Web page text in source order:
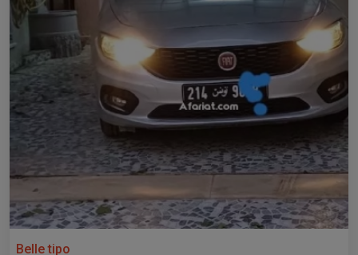
Belle tipo